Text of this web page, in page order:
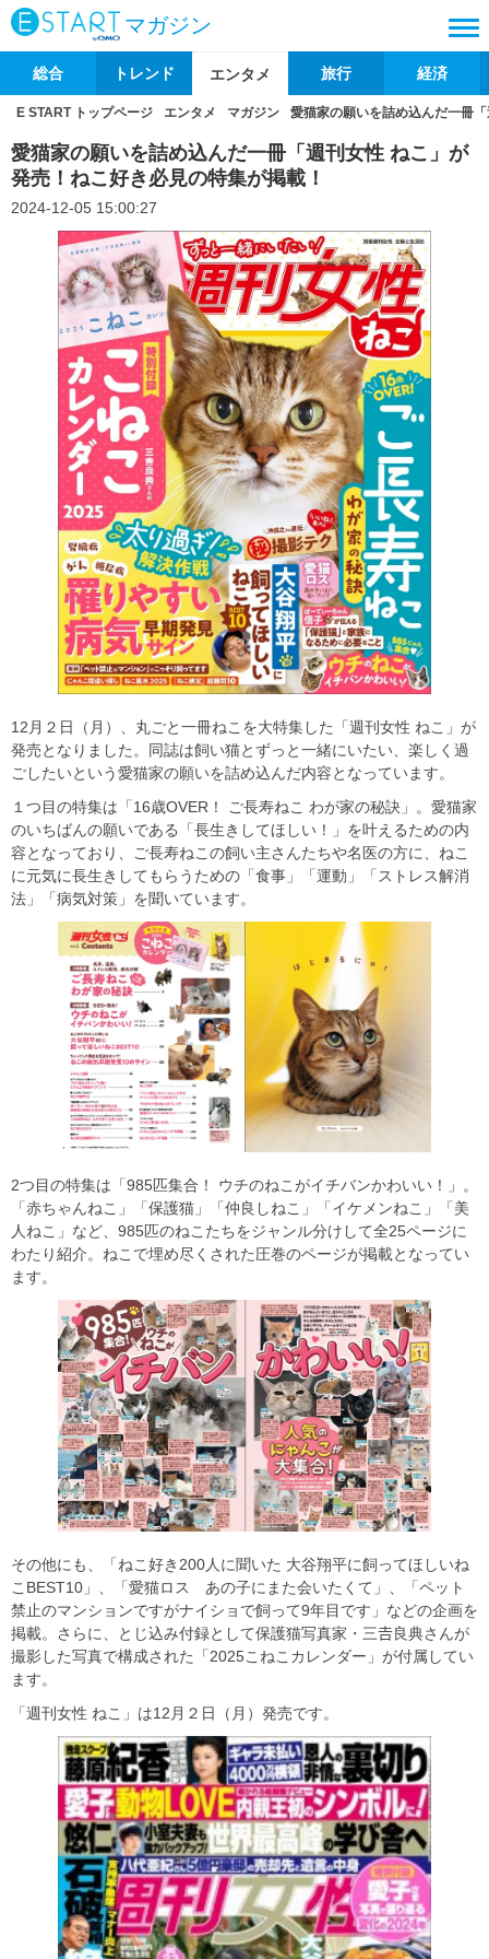
マガジン
総合 トレンド エンタメ 旅行 経済
E START トップページ エンタメ マガジン 愛猫家の願いを詰め込んだ一冊
愛猫家の願いを詰め込んだ一冊「週刊女性 ねこ」が
発売！ねこ好き必見の特集が掲載！
2024-12-05 15:00:27
12⽉２⽇（月）、丸ごと一冊ねこを大特集した「週刊女性 ねこ」が
発売となりました。同誌は飼い猫とずっと一緒にいたい、楽しく過
ごしたいという愛猫家の願いを詰め込んだ内容となっています。
１つ目の特集は「16歳OVER！ ご長寿ねこ わが家の秘訣」。愛猫家
のいちばんの願いである「長生きしてほしい！」を叶えるための内
容となっており、ご長寿ねこの飼い主さんたちや名医の方に、ねこ
に元気に長生きしてもらうための「食事」「運動」「ストレス解消
法」「病気対策」を聞いています。
2つ目の特集は「985匹集合！ ウチのねこがイチバンかわいい！」。
「赤ちゃんねこ」「保護猫」「仲良しねこ」「イケメンねこ」「美
人ねこ」など、985匹のねこたちをジャンル分けして全25ページに
わたり紹介。ねこで埋め尽くされた圧巻のページが掲載となってい
ます。
その他にも、「ねこ好き200人に聞いた 大谷翔平に飼ってほしいね
こBEST10」、「愛猫ロス あの子にまた会いたくて」、「ペット
禁止のマンションですがナイショで飼って9年目です」などの企画を
掲載。さらに、とじ込み付録として保護猫写真家・三𠮷良典さんが
撮影した写真で構成された「2025こねこカレンダー」が付属してい
ます。
「週刊女性 ねこ」は12⽉２⽇（月）発売です。